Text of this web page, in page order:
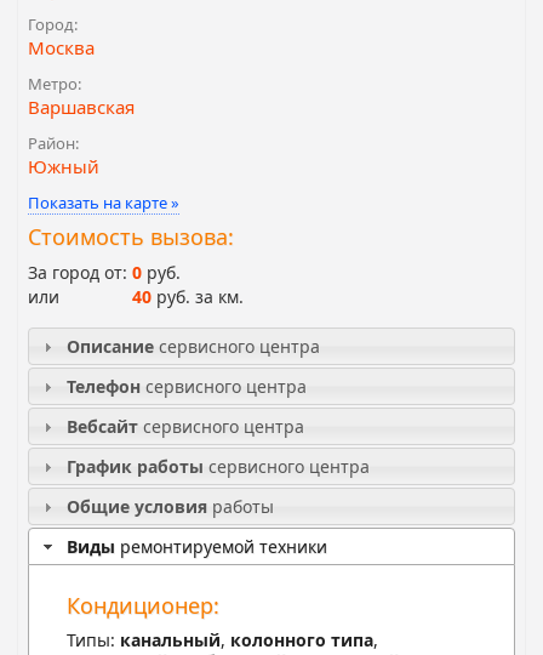
Город:
Москва
Метро:
Варшавская
Район:
Южный
Показать на карте »
Стоимость вызова:
За город от: 0 руб.
или
40 руб. за км.
Описаниесервисного центра
Телефонсервисного центра
Вебсайтсервисного центра
График работы сервисного центра
Общие условияработы
Виды ремонтируемой техники
Кондиционер:
Типы: канальный, колонного типа,